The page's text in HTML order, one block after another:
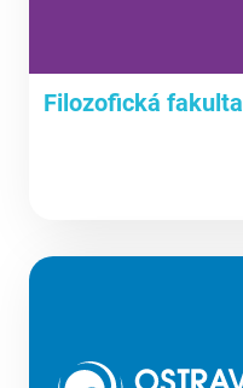
Filozofická fakulta